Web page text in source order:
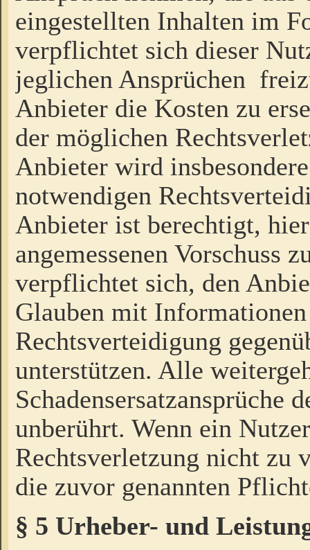
eingestellten Inhalten im
verpflichtet sich dieser
jeglichen Ansprüchen
Anbieter die Kosten zu
der möglichen
Anbieter wird
notwendigen
Anbieter ist berechtigt,
angemessenen Vorschuss
verpflichtet sich, den
Glauben mit
Rechtsverteidigung
unterstützen. Alle
Schadensersatzansprüche
unberührt. Wenn ein
Rechtsverletzung nicht zu
die zuvor genannten
§ 5 Urheber- und